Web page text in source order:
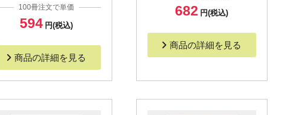
100冊注文で単価
594 円(税込)
商品の詳細を見る
682 円(税込)
商品の詳細を見る